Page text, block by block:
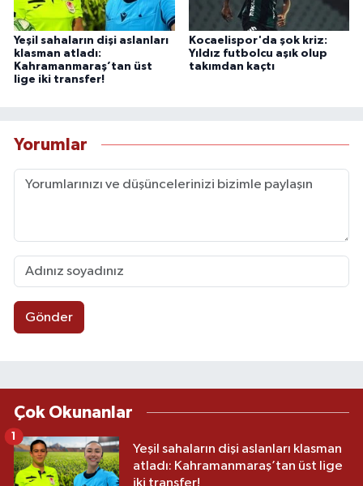
Yeşil sahaların dişi aslanları
klasman atladı:
Kahramanmaraş’tan üst
lige iki transfer!
Kocaelispor'da şok kriz:
Yıldız futbolcu aşık olup
takımdan kaçtı
Yorumlar
Gönder
Çok Okunanlar
Yeşil sahaların dişi aslanları klasman
atladı: Kahramanmaraş’tan üst lige
1